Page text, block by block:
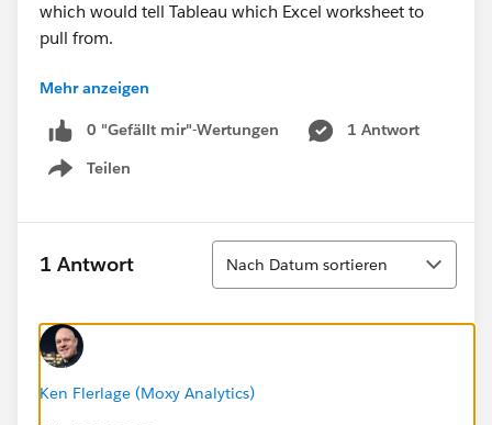
which would tell Tableau which Excel worksheet to
pull from.
Seems like a simple thing but I am stuck.
Mehr anzeigen
0 "Gefällt mir"-Wertungen
1 Antwort
Teilen
Show menu
1 Antwort
Sortieren
Nach Datum sortieren
Ken Flerlage (Moxy Analytics)